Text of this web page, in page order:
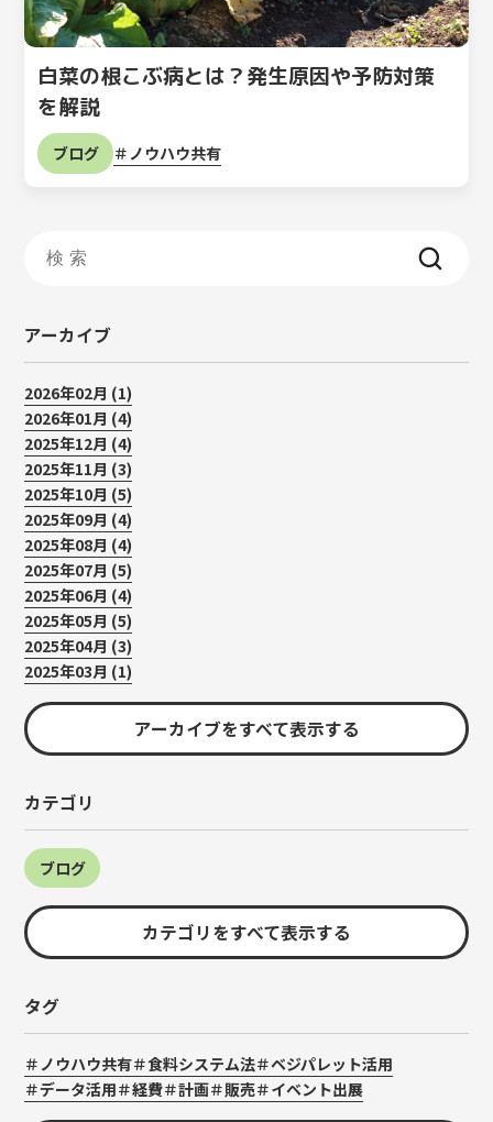
白菜の根こぶ病とは？発生原因や予防対策
を解説
ブログ ノウハウ共有
アーカイブ
2026年02月 (1)
2026年01月 (4)
2025年12月 (4)
2025年11月 (3)
2025年10月 (5)
2025年09月 (4)
2025年08月 (4)
2025年07月 (5)
2025年06月 (4)
2025年05月 (5)
2025年04月 (3)
2025年03月 (1)
アーカイブをすべて表示する
カテゴリ
ブログ
カテゴリをすべて表示する
タグ
ノウハウ共有 食料システム法
ベジパレット活用
データ活用
経費 計画 販売 イベント出展